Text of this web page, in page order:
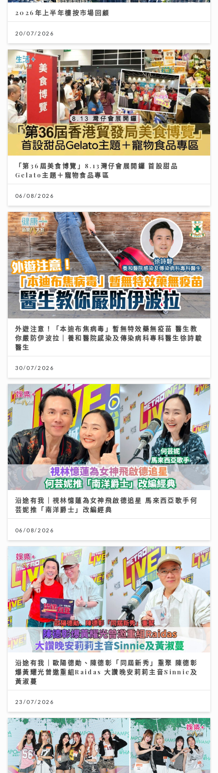
2026年上半年樓按市場回顧
20/07/2026
「第36屆美食博覽」8.13灣仔會展開鑼 首設甜品
Gelato主題＋寵物食品專區
06/08/2026
外遊注意！「本迪布焦病毒」暫無特效藥無疫苗 醫生教
你嚴防伊波拉｜養和醫院感染及傳染病科專科醫生徐詩駿
醫生
30/07/2026
沿途有我｜視林憶蓮為女神飛啟德追星 馬來西亞歌手何
芸妮推「南洋爵士」改編經典
06/08/2026
沿途有我｜歐陽德勛、陳德彰「同屆新秀」重聚 陳德彰
爆黃耀光曾邀重組Raidas 大讚晚安莉莉主音Sinnie及
黃淑蔓
23/07/2026